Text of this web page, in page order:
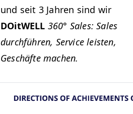
und seit 3 Jahren sind wir
DOitWELL 360° Sales: Sales
durch­führen, Ser­vice leis­ten,
Geschäfte machen.